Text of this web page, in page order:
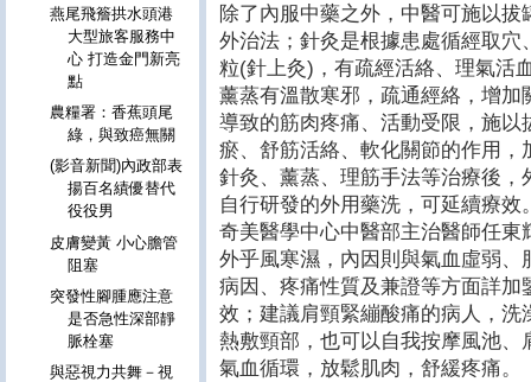
除了內服中藥之外，中醫可施以
外治法；針灸是根據患處循經取
粒(針上灸)，有疏經活絡、理氣活
薰蒸有溫散寒邪，疏通經絡，增
導致的筋肉疼痛、活動受限，施
瘀、舒筋活絡、軟化關節的作用
針灸、薰蒸、理筋手法等治療後
自行研發的外用藥洗，可延續療效
奇美醫學中心中醫部主治醫師任
外乎風寒濕，內因則與氣血虛弱
病因、疼痛性質及兼證等方面詳
效；建議肩頸緊繃酸痛的病人，
熱敷頸部，也可以自我按摩風池
氣血循環，放鬆肌肉，舒緩疼痛。
燕尾飛簷拱水頭港
大型旅客服務中
心 打造金門新亮
點
農糧署：香蕉頭尾
綠，與致癌無關
(影音新聞)內政部表
揚百名績優替代
役役男
皮膚變黃 小心膽管
阻塞
突發性腳腫應注意
是否急性深部靜
脈栓塞
與惡視力共舞－視